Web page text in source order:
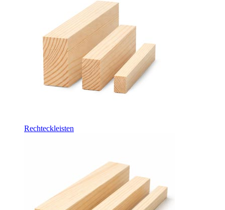
Rechteckleisten